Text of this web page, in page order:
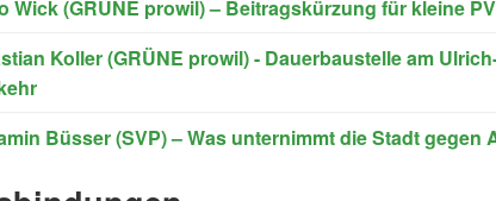
Wick (GRÜNE prowil) – Beitragskürzung für kleine
Koller (GRÜNE prowil) - Dauerbaustelle am
Büsser (SVP) – Was unternimmt die Stadt gegen